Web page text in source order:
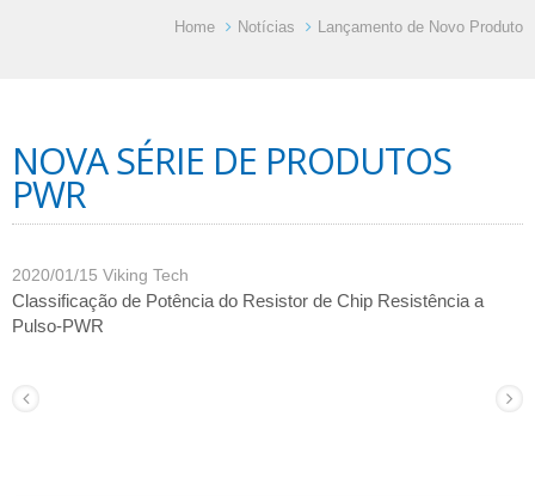
Home Notícias Lançamento de Novo Produto
NOVA SÉRIE DE PRODUTOS
PWR
2020/01/15 Viking Tech
Classificação de Potência do Resistor de Chip Resistência a
Pulso-PWR